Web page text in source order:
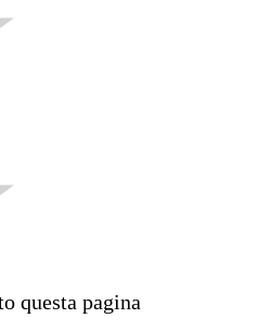
questa pagina